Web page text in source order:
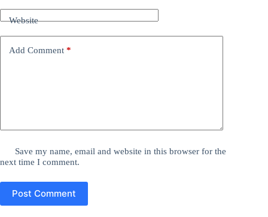
Website
Add Comment *
Save my name, email and website in this browser for the
next time I comment.
Post Comment